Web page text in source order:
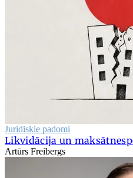
Juridiskie padomi
Likvidācija un
Artūrs Freibergs